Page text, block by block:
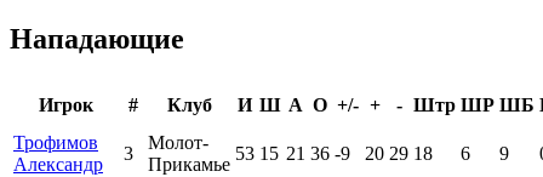
Нападающие
Игрок # Клуб И Ш А О +/- + - Штр ШР ШБ
Трофимов
Александр
3
Молот-
Прикамье
53 15 21 36 -9 20 29 18 6 9